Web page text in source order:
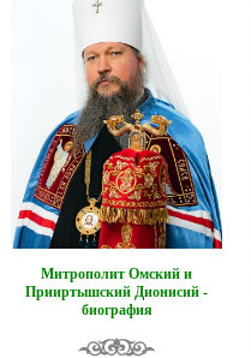
Митрополит Омский и
Прииртышский Дионисий -
биография